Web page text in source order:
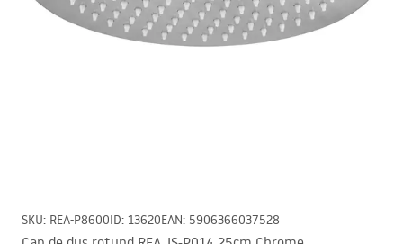
SKU: REA-P8600ID: 13620EAN: 5906366037528